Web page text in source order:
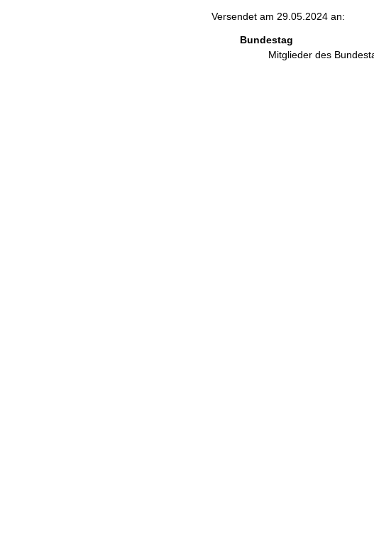
Versendet am 29.05.2024 an:
Bundestag
Mitglieder des